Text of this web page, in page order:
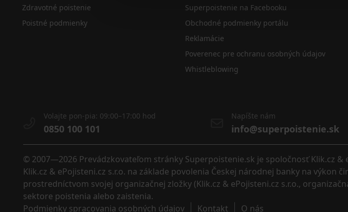
Zdravotné poistenie
Poistné podmienky
Superpoistenie na Facebooku
Obchodné podmienky portálu
Reklamácie
Poverenec pre ochranu osobných údajov
Whistleblowing
Volajte pon-pia: 09:00–17:00 hod
0850 100 101
Napíšte nám
info@superpoistenie.sk
© 2007—2026 Prevádzkovateľom stránky Superpoistenie.sk je spoločnosť Klik.cz
Klik.cz & ePojisteni.cz s.r.o. na základe povolenia Českej národnej banky na
prostredníctvom svojej organizačnej zložky (Klik.cz & ePojisteni.cz s.r.o.,
sektore poistenia alebo zaistenia.
Podmienky spracovania osobných údajov
Kontakt O nás